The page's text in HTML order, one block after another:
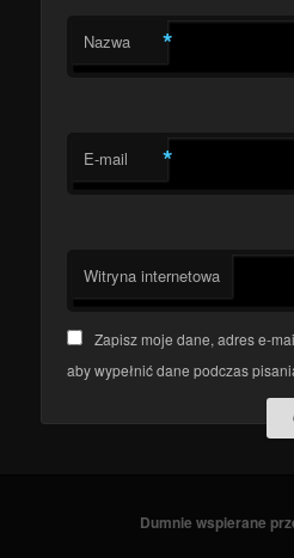
Nazwa *
E-mail *
Witryna internetowa
Zapisz moje dane, adres e-
aby wypełnić dane podczas
Dumnie wspierane